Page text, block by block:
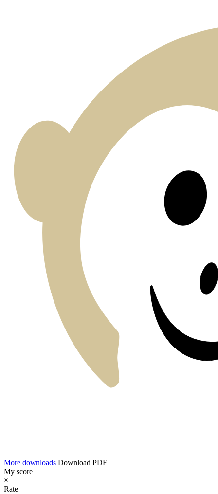
More downloads Download PDF
My score
×
Rate